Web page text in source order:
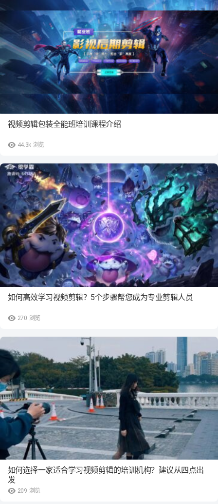
44.3k 浏览
视频剪辑包装全能班培训课程介绍
270 浏览
如何高效学习视频剪辑？5个步骤帮您成为专业剪辑人员
209 浏览
如何选择一家适合学习视频剪辑的培训机构？建议从四点出
发